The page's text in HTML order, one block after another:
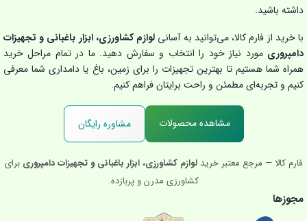
داشته باشید.
با خرید از فارم کالا، می‌توانید به آسانی لوازم کشاورزی، ابزار باغبانی و تجهیزات
دامپروری مورد نیاز خود را انتخاب و سفارش دهید. ما در تمام مراحل خرید
همراه شما هستیم تا بهترین تجهیزات را برای زمین، باغ یا دامداری شما معرفی
کنیم و تجربه‌ای مطمئن و راحت برایتان فراهم کنیم.
مشاهده محصولات مشاوره رایگان
فارم کالا — مرجع معتبر خرید لوازم کشاورزی، ابزار باغبانی و تجهیزات دامپروری برای
کشاورزی مدرن و پربازده.
مجوزها